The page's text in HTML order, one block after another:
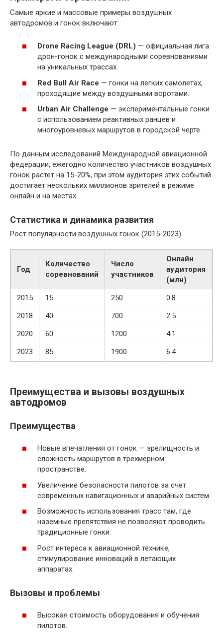
Самые яркие и массовые примеры воздушных
автодромов и гонок включают:
Drone Racing League (DRL) — официальная лига
дрон-гонок с международными соревнованиями
на уникальных трассах.
Red Bull Air Race — гонки на легких самолетах,
проходящие между воздушными воротами.
Urban Air Challenge — экспериментальные гонки
с использованием реактивных ранцев и
многоуровневых маршрутов в городской черте.
По данным исследований Международной авиационной
федерации, ежегодно количество участников воздушных
гонок растет на 15-20%, при этом аудитория этих событий
достигает нескольких миллионов зрителей в режиме
онлайн и на местах.
Статистика и динамика развития
Рост популярности воздушных гонок (2015-2023)
Год
Количество
соревнований
Число
участников
Онлайн
аудитория
(млн)
2015
15 250
0.8
2018
40 700
2.5
2020
60 1200
4.1
2023
85 1900 6.4
Преимущества и вызовы воздушных
автодромов
Преимущества
Новые впечатления от гонок — зрелищность и
сложность маршрутов в трехмерном
пространстве.
Увеличение безопасности пилотов за счет
современных навигационных и аварийных систем.
Возможность использования трасс там, где
наземные препятствия не позволяют проводить
традиционные гонки.
Рост интереса к авиационной технике,
стимулирование инноваций в летающих
аппаратах.
Вызовы и проблемы
Высокая стоимость оборудования и обучения
пилотов.